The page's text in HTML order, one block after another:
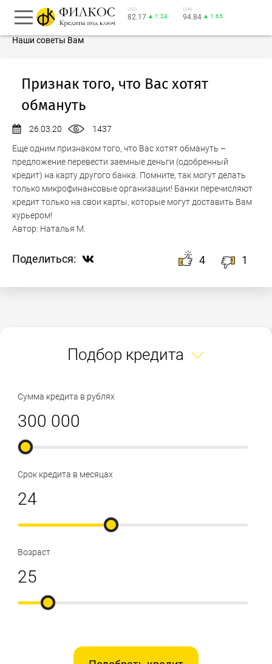
USD
82.17 ▲ 1.24
EUR
94.84 ▲ 1.65
Наши советы Вам
Признак того, что Вас хотят
обмануть
26.03.20
1437
Еще одним признаком того, что Вас хотят обмануть –
предложение перевести заемные деньги (одобренный
кредит) на карту другого банка. Помните, так могут делать
только микрофинансовые организации! Банки перечисляют
кредит только на свои карты, которые могут доставить Вам
курьером!
Автор: Наталья М.
Поделиться: 4 1
Подбор кредита
Сумма кредита в рублях
Срок кредита в месяцах
Возраст